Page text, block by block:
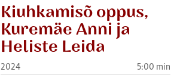
Kiuhkamisõ oppus,
Kuremäe Anni ja
Heliste Leida
2024
5:00 min